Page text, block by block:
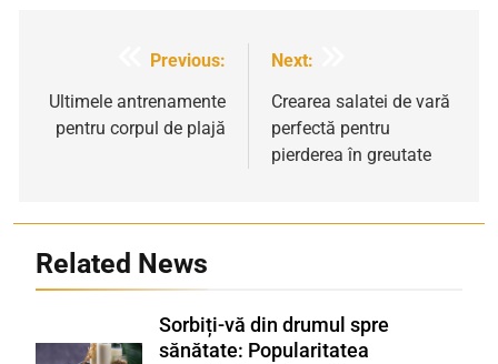
în
articole
Previous:
Ultimele antrenamente
pentru corpul de plajă
Next:
Crearea salatei de vară
perfectă pentru
pierderea în greutate
Related News
Shutterstock
Sorbiți-vă din drumul spre
sănătate: Popularitatea